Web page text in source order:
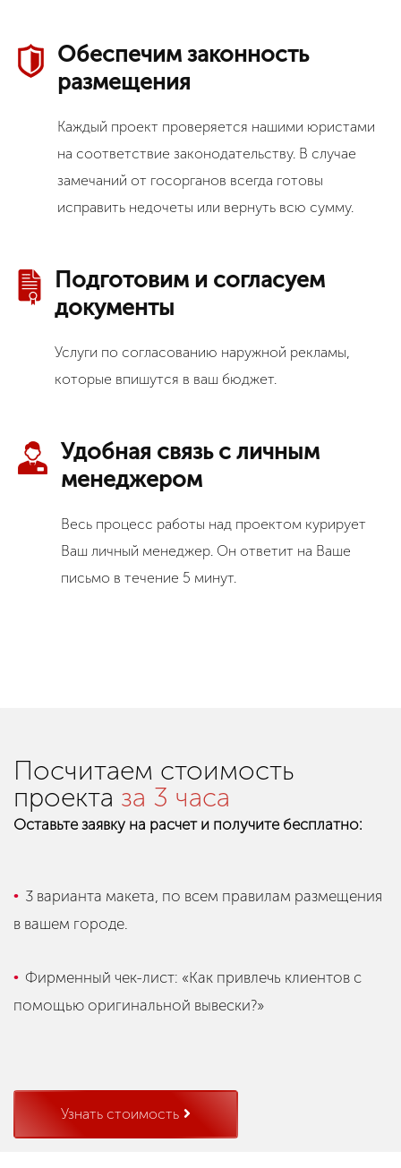
Обеспечим законность
размещения
Каждый проект проверяется нашими юристами
на соответствие законодательству. В случае
замечаний от госорганов всегда готовы
исправить недочеты или вернуть всю сумму.
Подготовим и согласуем
документы
Услуги по согласованию наружной рекламы,
которые впишутся в ваш бюджет.
Удобная связь с личным
менеджером
Весь процесс работы над проектом курирует
Ваш личный менеджер. Он ответит на Ваше
письмо в течение 5 минут.
Посчитаем стоимость
проекта за 3 часа
Оставьте заявку на расчет и получите бесплатно:
3 варианта макета, по всем правилам размещения
в вашем городе.
Фирменный чек-лист: «Как привлечь клиентов с
помощью оригинальной вывески?»
Узнать стоимость